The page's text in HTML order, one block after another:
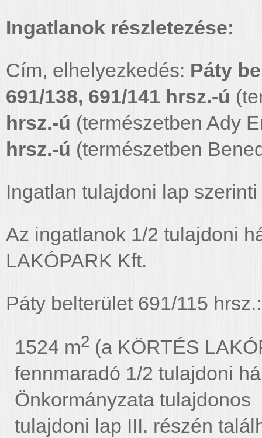
Ingatlanok részletezése:
Cím, elhelyezkedés: Páty
691/138, 691/141 hrsz.-ú
hrsz.-ú (természetben Ady
hrsz.-ú (természetben
Ingatlan tulajdoni lap
Az ingatlanok 1/2 tulajdoni
LAKÓPARK Kft.
Páty belterület 691/115 hrsz.:
1524 m2 (a KÖRTÉS
fennmaradó 1/2 tulajdoni
Önkormányzata tulajdonos
tulajdoni lap III. részén